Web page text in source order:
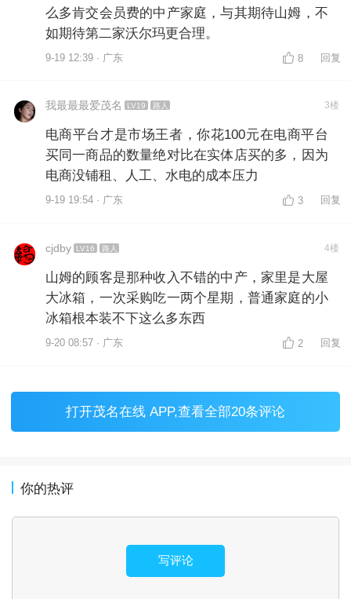
么多肯交会员费的中产家庭，与其期待山姆，不
如期待第二家沃尔玛更合理。
9-19 12:39 · 广东 8 回复
我最最最爱茂名 LV19 路人 3楼
电商平台才是市场王者，你花100元在电商平台
买同一商品的数量绝对比在实体店买的多，因为
电商没铺租、人工、水电的成本压力
9-19 19:54 · 广东 3 回复
cjdby LV16 路人 4楼
山姆的顾客是那种收入不错的中产，家里是大屋
大冰箱，一次采购吃一两个星期，普通家庭的小
冰箱根本装不下这么多东西
9-20 08:57 · 广东 2 回复
打开茂名在线 APP,查看全部20条评论
你的热评
写评论